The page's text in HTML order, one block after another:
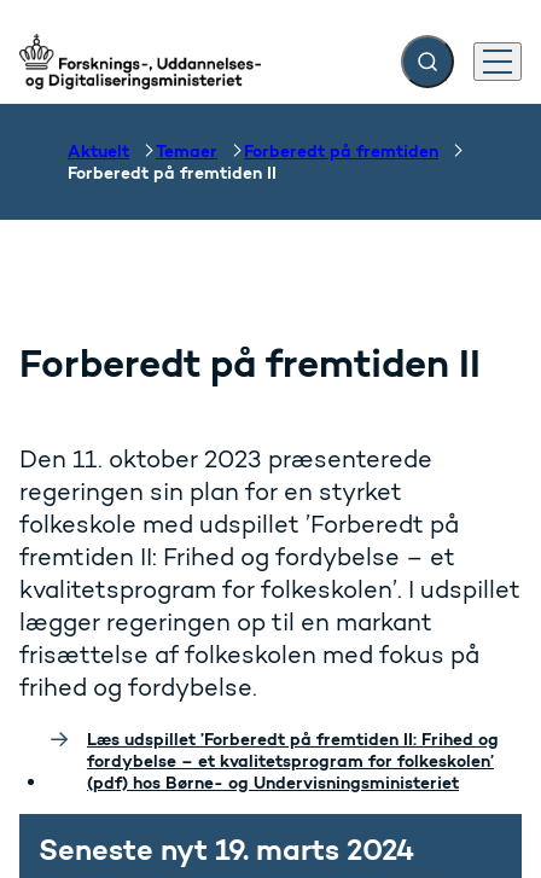
Gå til forsiden Fold søgefelt ud
Menu
Aktuelt Temaer
Forberedt på fremtiden
Forberedt på fremtiden II
Forberedt på fremtiden II
Den 11. oktober 2023 præsenterede
regeringen sin plan for en styrket
folkeskole med udspillet ’Forberedt på
fremtiden II: Frihed og fordybelse – et
kvalitetsprogram for folkeskolen’. I udspillet
lægger regeringen op til en markant
frisættelse af folkeskolen med fokus på
frihed og fordybelse.
Læs udspillet ’Forberedt på fremtiden II: Frihed og
fordybelse – et kvalitetsprogram for folkeskolen’
(pdf) hos Børne- og Undervisningsministeriet
Seneste nyt 19. marts 2024